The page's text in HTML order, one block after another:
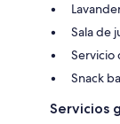
Sala de
Servicio
Snack
Servicios